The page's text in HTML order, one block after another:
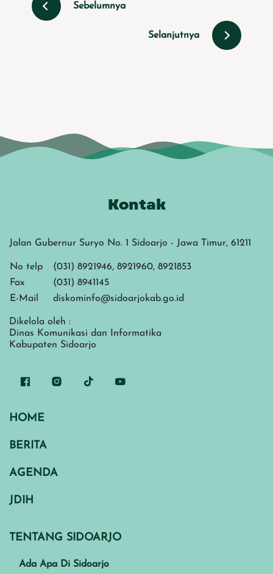
Sebelumnya
Selanjutnya
Kontak
Jalan Gubernur Suryo No. 1 Sidoarjo - Jawa Timur, 61211
No telp
(031) 8921946, 8921960, 8921853
Fax
(031) 8941145
E-Mail
diskominfo@sidoarjokab.go.id
Dikelola oleh :
Dinas Komunikasi dan Informatika
Kabupaten Sidoarjo
HOME
BERITA
AGENDA
JDIH
TENTANG SIDOARJO
Ada Apa Di Sidoarjo